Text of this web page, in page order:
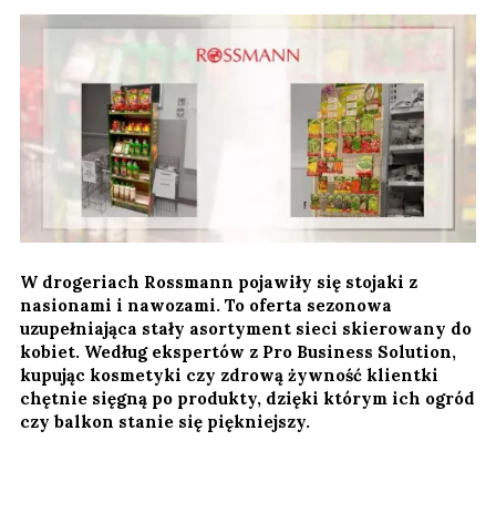
W drogeriach Rossmann pojawiły się stojaki z
nasionami i nawozami. To oferta sezonowa
uzupełniająca stały asortyment sieci skierowany do
kobiet. Według ekspertów z Pro Business Solution,
kupując kosmetyki czy zdrową żywność klientki
chętnie sięgną po produkty, dzięki którym ich ogród
czy balkon stanie się piękniejszy.